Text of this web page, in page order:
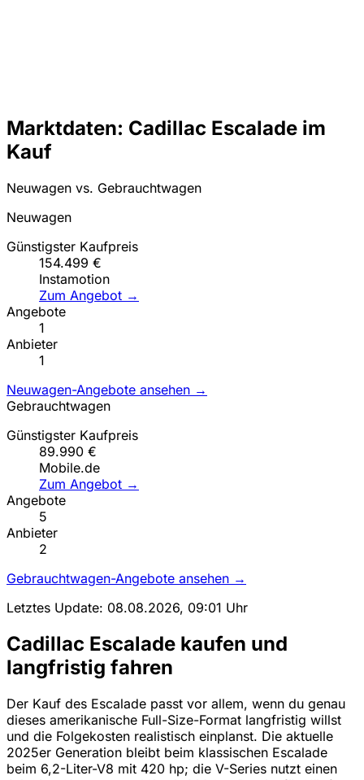
Marktdaten: Cadillac Escalade im
Kauf
Neuwagen vs. Gebrauchtwagen
Neuwagen
Günstigster Kaufpreis
154.499 €
Instamotion
Zum Angebot →
Angebote
1
Anbieter
1
Neuwagen-Angebote ansehen →
Gebrauchtwagen
Günstigster Kaufpreis
89.990 €
Mobile.de
Zum Angebot →
Angebote
5
Anbieter
2
Gebrauchtwagen-Angebote ansehen →
Letztes Update: 08.08.2026, 09:01 Uhr
Cadillac Escalade kaufen und
langfristig fahren
Der Kauf des Escalade passt vor allem, wenn du genau
dieses amerikanische Full-Size-Format langfristig willst
und die Folgekosten realistisch einplanst. Die aktuelle
2025er Generation bleibt beim klassischen Escalade
beim 6,2-Liter-V8 mit 420 hp; die V-Series nutzt einen